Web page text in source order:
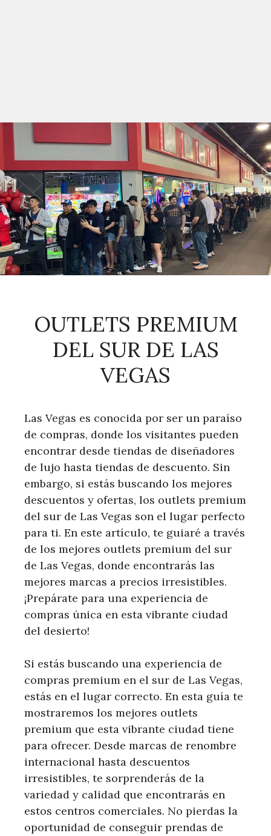
OUTLETS PREMIUM
DEL SUR DE LAS
VEGAS
Las Vegas es conocida por ser un paraíso
de compras, donde los visitantes pueden
encontrar desde tiendas de diseñadores
de lujo hasta tiendas de descuento. Sin
embargo, si estás buscando los mejores
descuentos y ofertas, los outlets premium
del sur de Las Vegas son el lugar perfecto
para ti. En este artículo, te guiaré a través
de los mejores outlets premium del sur
de Las Vegas, donde encontrarás las
mejores marcas a precios irresistibles.
¡Prepárate para una experiencia de
compras única en esta vibrante ciudad
del desierto!
Si estás buscando una experiencia de
compras premium en el sur de Las Vegas,
estás en el lugar correcto. En esta guía te
mostraremos los mejores outlets
premium que esta vibrante ciudad tiene
para ofrecer. Desde marcas de renombre
internacional hasta descuentos
irresistibles, te sorprenderás de la
variedad y calidad que encontrarás en
estos centros comerciales. No pierdas la
oportunidad de conseguir prendas de